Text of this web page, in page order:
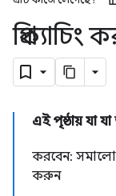
এই পৃষ্ঠায় যা
করবেন:
করুন